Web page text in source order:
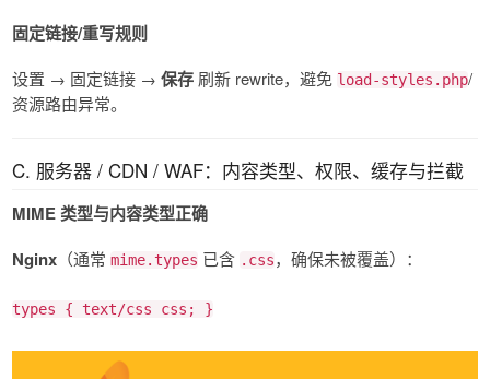
固定链接/重写规则
设置 → 固定链接 → 保存 刷新 rewrite，避免 load-styles.php/
资源路由异常。
C. 服务器 / CDN / WAF：内容类型、权限、缓存与拦截
MIME 类型与内容类型正确
Nginx （通常 mime.types 已含 .css，确保未被覆盖）：
types { text/css css; }